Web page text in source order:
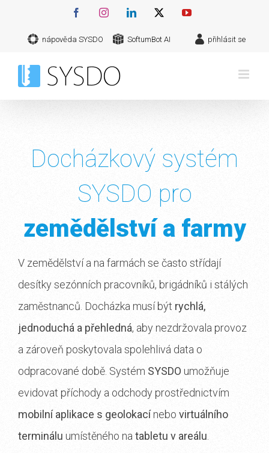
FacebookInstagramLinkedIn YouTube
nápověda SYSDO SoftumBot AI přihlásit se
Docházkový systém
SYSDO pro
zemědělství a farmy
V zemědělství a na farmách se často střídají
desítky sezónních pracovníků, brigádníků i stálých
zaměstnanců. Docházka musí být rychlá,
jednoduchá a přehledná, aby nezdržovala provoz
a zároveň poskytovala spolehlivá data o
odpracované době. Systém SYSDO umožňuje
evidovat příchody a odchody prostřednictvím
mobilní aplikace s geolokacínebo virtuálního
terminálu umístěného na tabletu v areálu